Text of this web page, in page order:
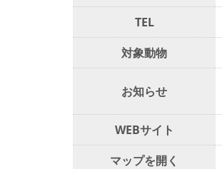
TEL
対象動物
お知らせ
WEBサイト
マップを開く